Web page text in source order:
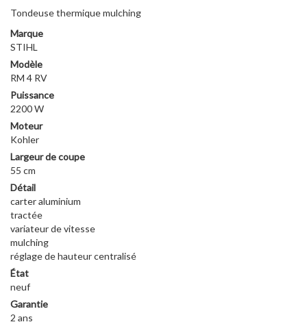
RV
Tondeuse thermique mulching
Marque
STIHL
Modèle
RM 4 RV
Puissance
2200 W
Moteur
Kohler
Largeur de coupe
55 cm
Détail
carter aluminium
tractée
variateur de vitesse
mulching
réglage de hauteur centralisé
État
neuf
Garantie
2 ans